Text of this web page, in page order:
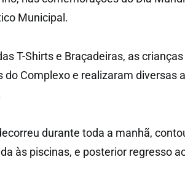
Municipal.
T-Shirts e Braçadeiras, as
do Complexo e realizaram diversas
durante toda a manhã,
às piscinas, e posterior regresso